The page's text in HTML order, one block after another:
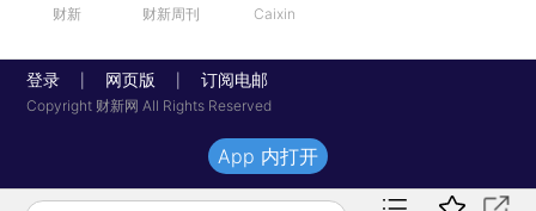
财新 财新周刊 Caixin
登录 网页版 订阅电邮
Copyright 财新网 All Rights Reserved
App 内打开